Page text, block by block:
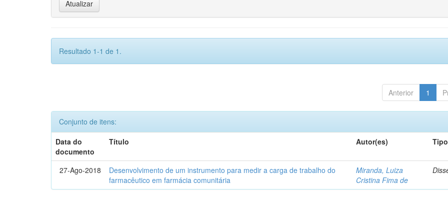
Resultado 1-1 de 1.
Anterior 1
Conjunto de itens:
Data do
documento
Título Autor(es) Tipo
27-Ago-2018
Desenvolvimento de um instrumento para medir a carga de trabalho do
farmacêutico em farmácia comunitária
Miranda, Luiza
Cristina Fima de